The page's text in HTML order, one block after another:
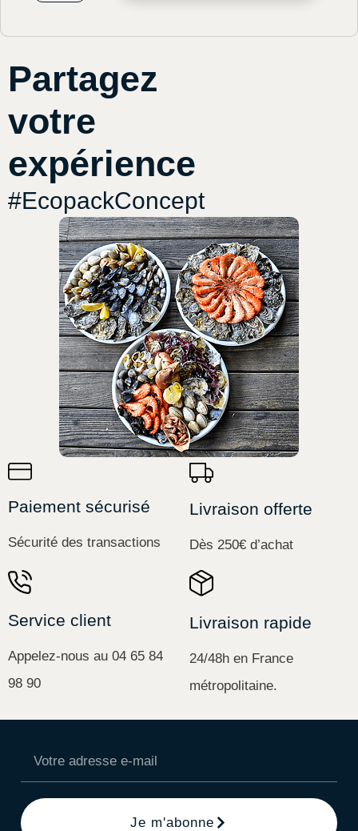
Partagez
votre
expérience
#EcopackConcept
Paiement sécurisé
Sécurité des transactions
Livraison offerte
Dès 250€ d’achat
Service client
Appelez-nous au 04 65 84
98 90
Livraison rapide
24/48h en France
métropolitaine.
Je m'abonne